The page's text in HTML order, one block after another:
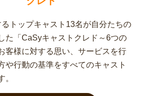
トップキャスト13名が自分たちの
た「CaSyキャストクレド～6つの
客様に対する思い、サービスを行
や行動の基準をすべてのキャスト
。